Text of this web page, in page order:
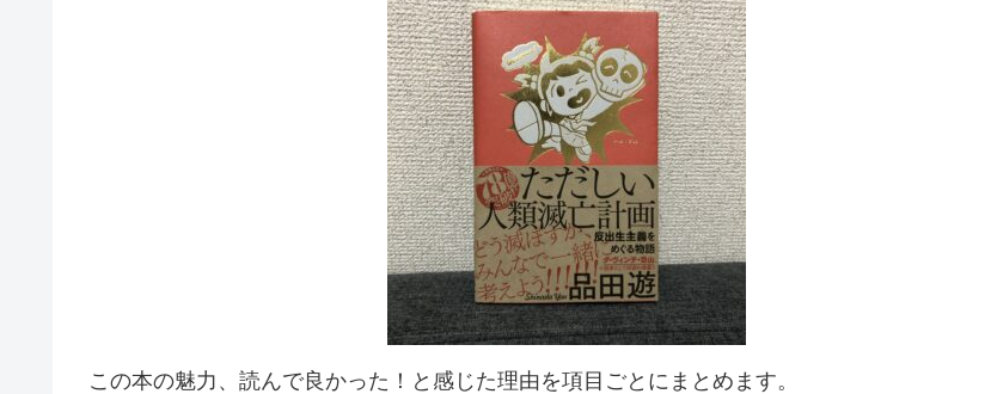
この本の魅力、読んで良かった！と感じた理由を項目ごとにまとめます。